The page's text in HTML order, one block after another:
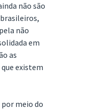
não são
não
em
as
existem
meio do